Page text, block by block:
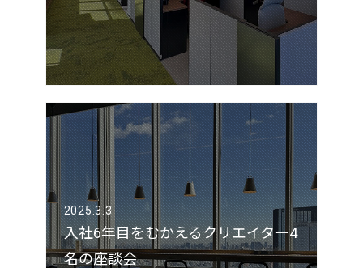
2025.3.3
入社6年目をむかえるクリエイター4
名の座談会